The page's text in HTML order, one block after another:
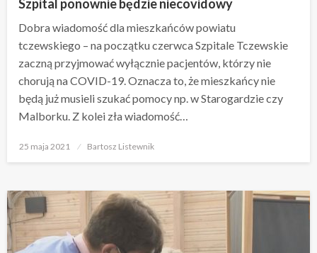
Szpital ponownie będzie niecovidowy
Dobra wiadomość dla mieszkańców powiatu
tczewskiego – na początku czerwca Szpitale Tczewskie
zaczną przyjmować wyłącznie pacjentów, którzy nie
chorują na COVID-19. Oznacza to, że mieszkańcy nie
będą już musieli szukać pomocy np. w Starogardzie czy
Malborku. Z kolei zła wiadomość…
Opublikowane
25 maja 2021 Bartosz Listewnik